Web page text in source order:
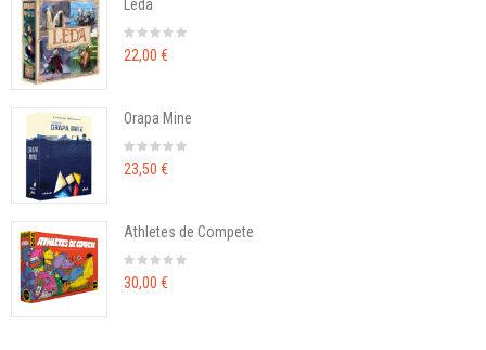
Leda
22,00 €
Orapa Mine
23,50 €
Athletes de Compete
30,00 €